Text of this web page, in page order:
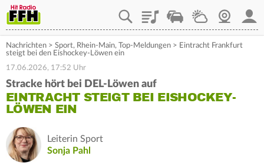
PlaylistStaupilotWetterWebcam
Nachrichten > Sport, Rhein-Main, Top-Meldungen > Eintracht Frankfurt
steigt bei den Eishockey-Löwen ein
17.06.2026, 17:52 Uhr
Stracke hört bei DEL-Löwen auf
EINTRACHT STEIGT BEI EISHOCKEY-
LÖWEN EIN
Leiterin Sport
Sonja Pahl